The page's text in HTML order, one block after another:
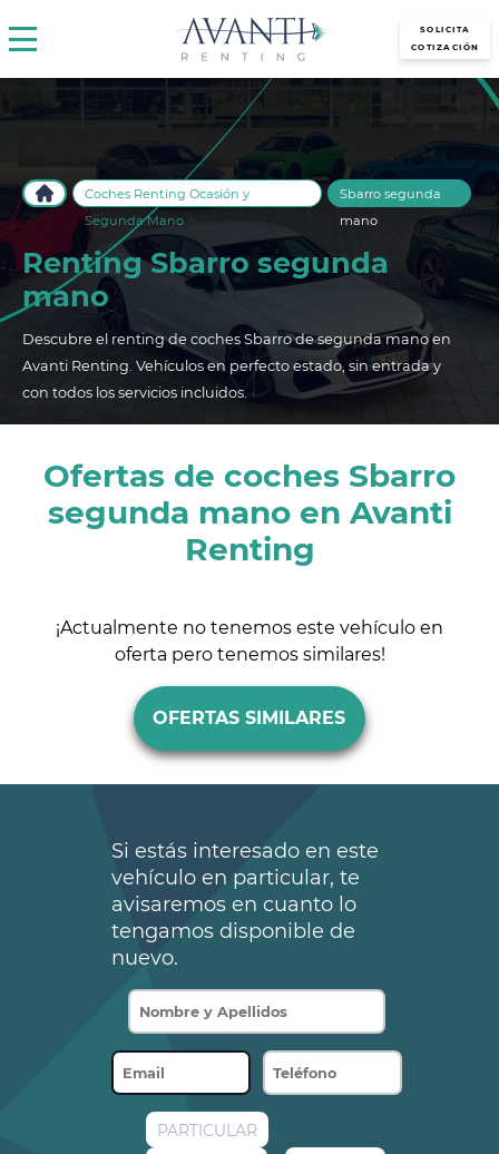
SOLICITA
COTIZACIÓN
Coches Renting Ocasión y
Segunda Mano
Sbarro segunda
mano
Renting Sbarro segunda
mano
Descubre el renting de coches Sbarro de segunda mano en
Avanti Renting. Vehículos en perfecto estado, sin entrada y
con todos los servicios incluidos.
Ofertas de coches Sbarro
segunda mano en Avanti
Renting
¡Actualmente no tenemos este vehículo en
oferta pero tenemos similares!
OFERTAS SIMILARES
Si estás interesado en este
vehículo en particular, te
avisaremos en cuanto lo
tengamos disponible de
nuevo.
PARTICULAR